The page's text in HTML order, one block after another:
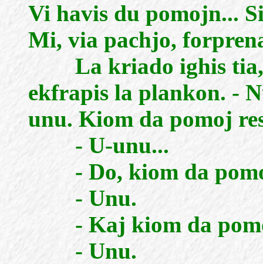
Vi havis du pomojn...
Mi, via pachjo,
La kriado ighis tia,
ekfrapis la plankon. -
unu. Kiom da pomoj
- U-unu...
- Do, kiom da
- Unu.
- Kaj kiom da
- Unu.